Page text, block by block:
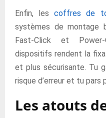
Enfin, lescoffres de
systèmes de montage
Fast-Click et Power-
dispositifs rendent la
et plus sécurisante. Tu
risque d’erreur et tu pars
Les atouts